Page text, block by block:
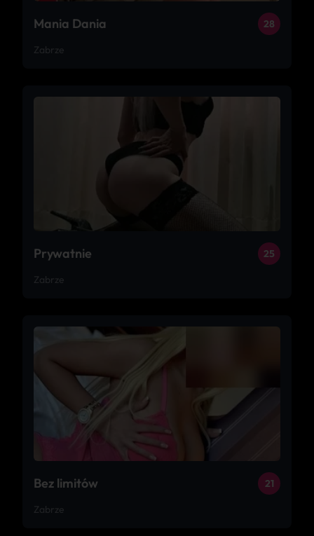
Mania Dania 28
Zabrze
Prywatnie 25
Zabrze
Bez limitów 21
Zabrze